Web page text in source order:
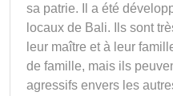
sa patrie. Il a été
locaux de Bali. Ils sont
leur maître et à leur
de famille, mais ils
agressifs envers les